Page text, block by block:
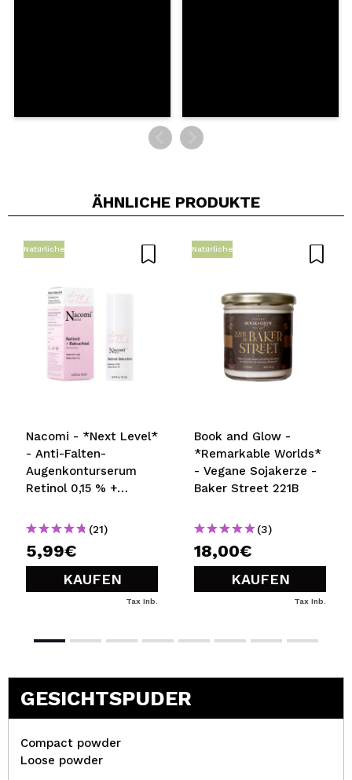
ÄHNLICHE PRODUKTE
Natürliche
Nacomi - *Next Level*
- Anti-Falten-
Augenkonturserum
Retinol 0,15 % +
(21)
5,99€
KAUFEN
Tax Inb.
Natürliche
Book and Glow -
*Remarkable Worlds*
- Vegane Sojakerze -
Baker Street 221B
(3)
18,00€
KAUFEN
Tax Inb.
GESICHTSPUDER
Compact powder
Loose powder